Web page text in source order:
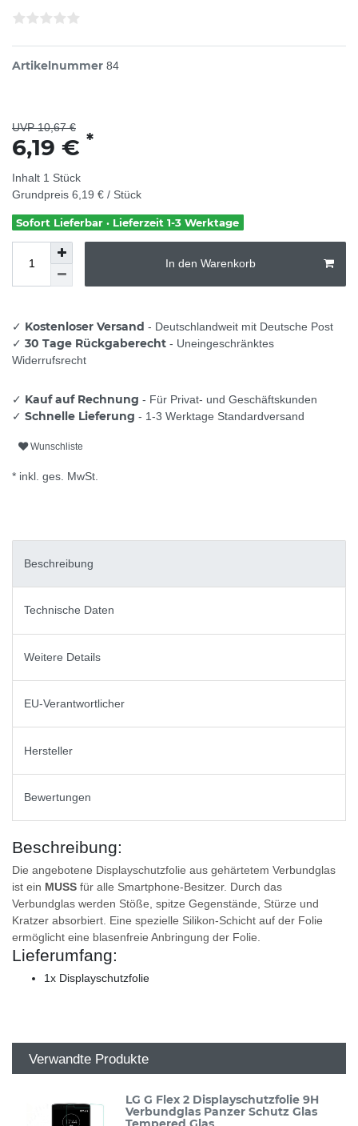
Artikelnummer 84
UVP 10,67 €
6,19 € *
Inhalt 1 Stück
Grundpreis 6,19 € / Stück
Sofort Lieferbar · Lieferzeit 1-3 Werktage
In den Warenkorb
✓ Kostenloser Versand - Deutschlandweit mit Deutsche Post
✓ 30 Tage Rückgaberecht - Uneingeschränktes
Widerrufsrecht
✓ Kauf auf Rechnung - Für Privat- und Geschäftskunden
✓ Schnelle Lieferung - 1-3 Werktage Standardversand
Wunschliste
* inkl. ges. MwSt.
Beschreibung
Technische Daten
Weitere Details
EU-Verantwortlicher
Hersteller
Bewertungen
Beschreibung:
Die angebotene Displayschutzfolie aus gehärtetem Verbundglas
ist ein MUSS für alle Smartphone-Besitzer. Durch das
Verbundglas werden Stöße, spitze Gegenstände, Stürze und
Kratzer absorbiert. Eine spezielle Silikon-Schicht auf der Folie
ermöglicht eine blasenfreie Anbringung der Folie.
Lieferumfang:
1x Displayschutzfolie
Verwandte Produkte
LG G Flex 2 Displayschutzfolie 9H
Verbundglas Panzer Schutz Glas